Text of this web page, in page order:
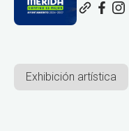
Exhibición artística